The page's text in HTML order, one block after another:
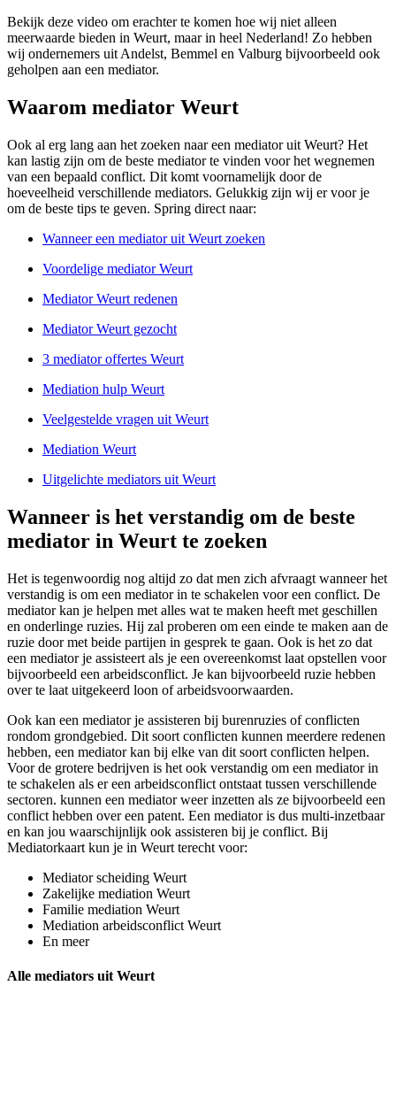
Bekijk deze video om erachter te komen hoe wij niet alleen
meerwaarde bieden in Weurt, maar in heel Nederland! Zo hebben
wij ondernemers uit Andelst, Bemmel en Valburg bijvoorbeeld ook
geholpen aan een mediator.
Waarom mediator Weurt
Ook al erg lang aan het zoeken naar een mediator uit Weurt? Het
kan lastig zijn om de beste mediator te vinden voor het wegnemen
van een bepaald conflict. Dit komt voornamelijk door de
hoeveelheid verschillende mediators. Gelukkig zijn wij er voor je
om de beste tips te geven. Spring direct naar:
Wanneer een mediator uit Weurt zoeken
Voordelige mediator Weurt
Mediator Weurt redenen
Mediator Weurt gezocht
3 mediator offertes Weurt
Mediation hulp Weurt
Veelgestelde vragen uit Weurt
Mediation Weurt
Uitgelichte mediators uit Weurt
Wanneer is het verstandig om de beste
mediator in Weurt te zoeken
Het is tegenwoordig nog altijd zo dat men zich afvraagt wanneer het
verstandig is om een mediator in te schakelen voor een conflict. De
mediator kan je helpen met alles wat te maken heeft met geschillen
en onderlinge ruzies. Hij zal proberen om een einde te maken aan de
ruzie door met beide partijen in gesprek te gaan. Ook is het zo dat
een mediator je assisteert als je een overeenkomst laat opstellen voor
bijvoorbeeld een arbeidsconflict. Je kan bijvoorbeeld ruzie hebben
over te laat uitgekeerd loon of arbeidsvoorwaarden.
Ook kan een mediator je assisteren bij burenruzies of conflicten
rondom grondgebied. Dit soort conflicten kunnen meerdere redenen
hebben, een mediator kan bij elke van dit soort conflicten helpen.
Voor de grotere bedrijven is het ook verstandig om een mediator in
te schakelen als er een arbeidsconflict ontstaat tussen verschillende
sectoren. kunnen een mediator weer inzetten als ze bijvoorbeeld een
conflict hebben over een patent. Een mediator is dus multi-inzetbaar
en kan jou waarschijnlijk ook assisteren bij je conflict. Bij
Mediatorkaart kun je in Weurt terecht voor:
Mediator scheiding Weurt
Zakelijke mediation Weurt
Familie mediation Weurt
Mediation arbeidsconflict Weurt
En meer
Alle mediators uit Weurt